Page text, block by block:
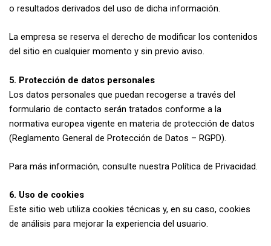
o resultados derivados del uso de dicha información.
La empresa se reserva el derecho de modificar los contenidos
del sitio en cualquier momento y sin previo aviso.
5. Protección de datos personales
Los datos personales que puedan recogerse a través del
formulario de contacto serán tratados conforme a la
normativa europea vigente en materia de protección de datos
(Reglamento General de Protección de Datos – RGPD).
Para más información, consulte nuestra Política de Privacidad.
6. Uso de cookies
Este sitio web utiliza cookies técnicas y, en su caso, cookies
de análisis para mejorar la experiencia del usuario.